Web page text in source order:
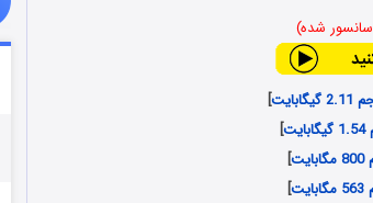
شده)
]
]
]
]